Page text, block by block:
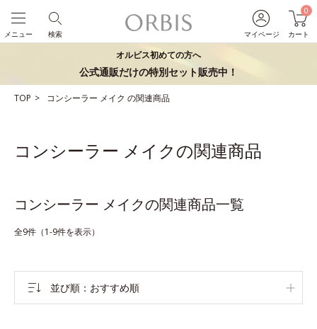
マイページ
0
カート
検索
メニュー
オルビス初めての方へ
公式通販だけの特別セット販売中！
TOP コンシーラー メイク の関連商品
コンシーラー メイクの関連商品
コンシーラー メイクの関連商品一覧
全9件（1-9件を表示）
並び順 おすすめ順